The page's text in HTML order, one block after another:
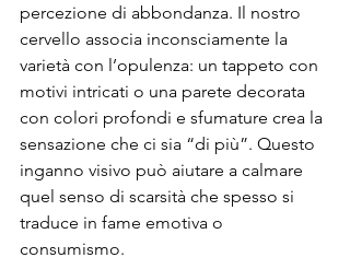
percezione di abbondanza. Il nostro
cervello associa inconsciamente la
varietà con l’opulenza: un tappeto con
motivi intricati o una parete decorata
con colori profondi e sfumature crea la
sensazione che ci sia “di più”. Questo
inganno visivo può aiutare a calmare
quel senso di scarsità che spesso si
traduce in fame emotiva o
consumismo.